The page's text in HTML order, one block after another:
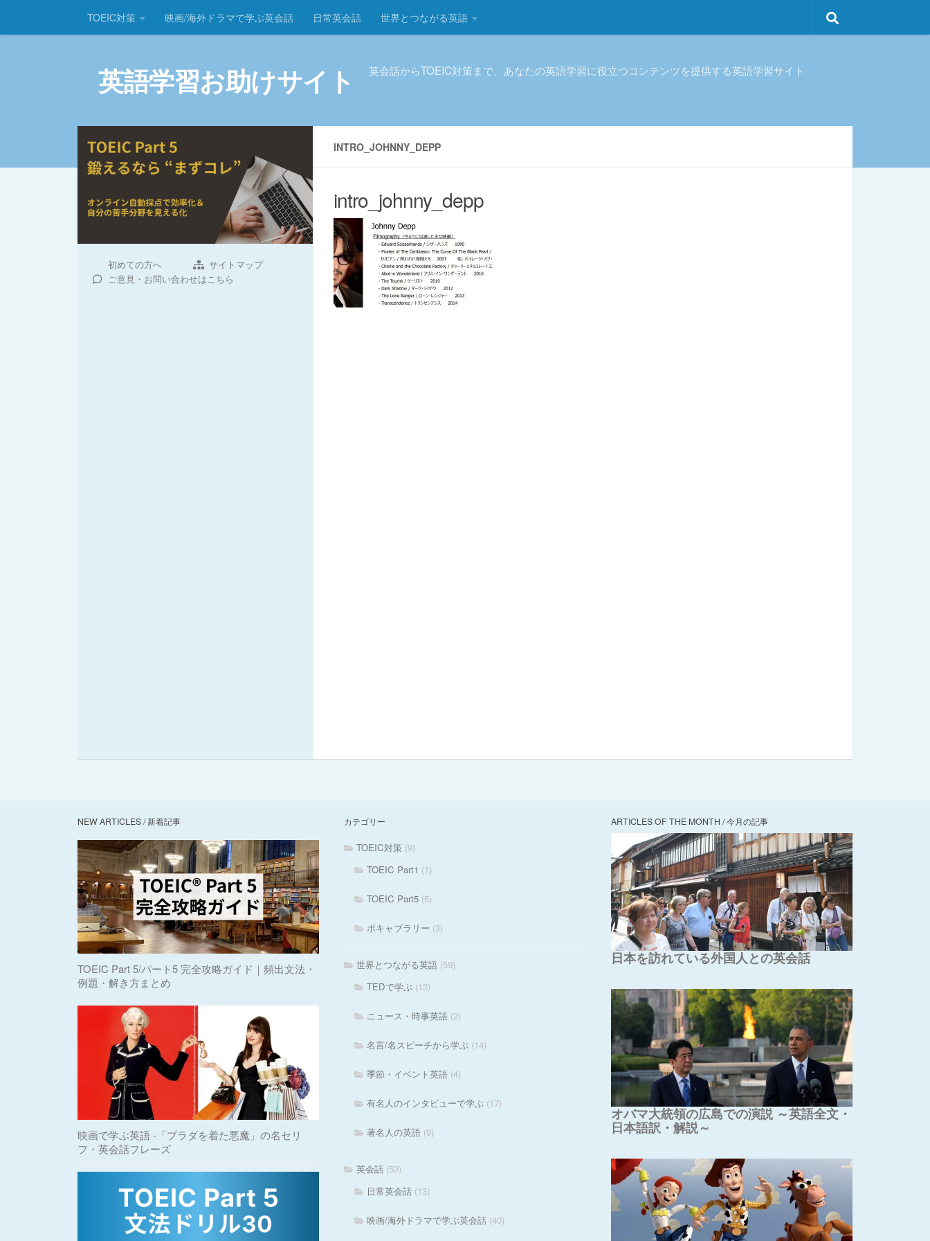
コンテンツへスキップ
TOEIC対策 映画/海外ドラマで学ぶ英会話 日常英会話 世界とつながる英語
英語学習お助けサイト 英会話からTOEIC対策まで、あなたの英語学習に役立つコンテンツを提供する英語学習サイト
INTRO_JOHNNY_DEPP
intro_johnny_depp
初めての方へ
サイトマップ
ご意見・お問い合わせはこちら
NEW ARTICLES / 新着記事
TOEIC Part 5/パート5 完全攻略ガイド｜頻出文法・
例題・解き方まとめ
映画で学ぶ英語 -「プラダを着た悪魔」の名セリ
フ・英会話フレーズ
カテゴリー
TOEIC対策 (9)
TOEIC Part1 (1)
TOEIC Part5 (5)
ボキャブラリー (3)
世界とつながる英語 (59)
TEDで学ぶ (13)
ニュース・時事英語 (2)
名言/名スピーチから学ぶ (14)
季節・イベント英語 (4)
有名人のインタビューで学ぶ (17)
著名人の英語 (9)
英会話 (53)
日常英会話 (13)
映画/海外ドラマで学ぶ英会話 (40)
ARTICLES OF THE MONTH / 今月の記事
日本を訪れている外国人との英会話
オバマ大統領の広島での演説 ～英語全文・
日本語訳・解説～